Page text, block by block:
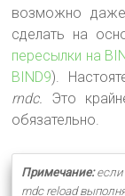
возможно
сделать на
пересылки на
BIND9).
rndc. Это
обязательно.
Примечание:если
rndc reload